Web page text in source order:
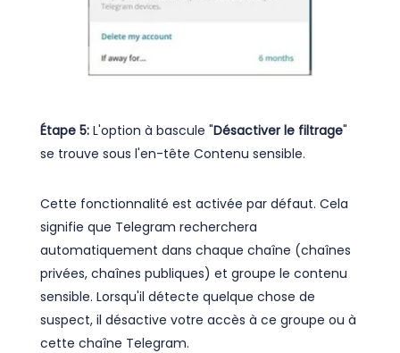
Étape 5: L'option à bascule "Désactiver le filtrage"
se trouve sous l'en-tête Contenu sensible.
Cette fonctionnalité est activée par défaut. Cela
signifie que Telegram recherchera
automatiquement dans chaque chaîne (chaînes
privées, chaînes publiques) et groupe le contenu
sensible. Lorsqu'il détecte quelque chose de
suspect, il désactive votre accès à ce groupe ou à
cette chaîne Telegram.